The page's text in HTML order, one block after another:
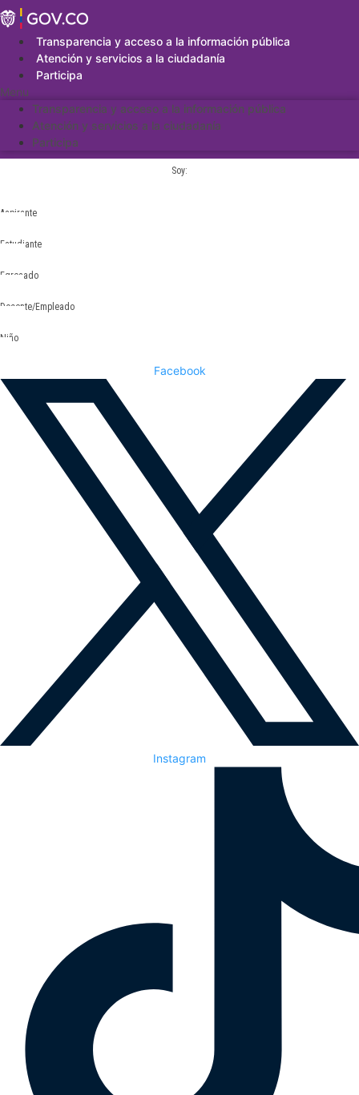
Saltar
al
contenidoTransparencia y acceso a la información pública
Atención y servicios a la ciudadanía
Participa
Menu
Transparencia y acceso a la información pública
Atención y servicios a la ciudadanía
Participa
Soy:
Aspirante
Estudiante
Egresado
Docente/Empleado
Niño
Facebook
Instagram